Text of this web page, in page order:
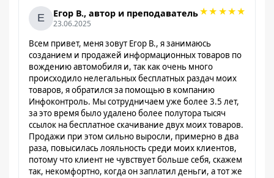
Егор В., автор и преподаватель
23.06.2025
★★★★★
Всем привет, меня зовут Егор В., я занимаюсь
созданием и продажей информационных товаров по
вождению автомобиля и, так как очень много
происходило нелегальных бесплатных раздач моих
товаров, я обратился за помощью в компанию
Инфоконтроль. Мы сотрудничаем уже более 3.5 лет,
за это время было удалено более полутора тысяч
ссылок на бесплатное скачивание двух моих товаров.
Продажи при этом сильно выросли, примерно в два
раза, повысилась лояльность среди моих клиентов,
потому что клиент не чувствует больше себя, скажем
так, некомфортно, когда он заплатил деньги, а тот же